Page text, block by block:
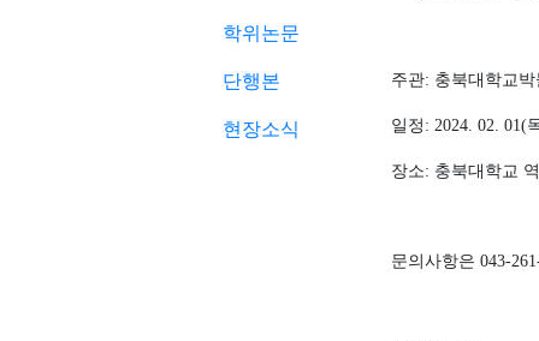
학위논문
단행본
현장소식
주관: 충북대학교박
일정 : 2024. 02. 01(
장소: 충북대학교
문의사항은 043-